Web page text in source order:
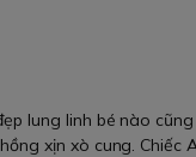
lung linh bé nào
xịn xò cung. Chiếc